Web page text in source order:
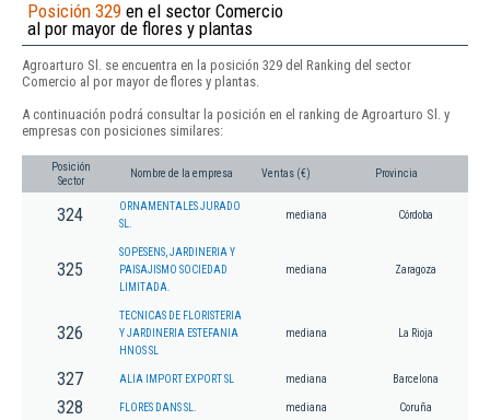
Posición 329 en el sector Comercio
al por mayor de flores y plantas
Agroarturo Sl. se encuentra en la posición 329 del Ranking del sector
Comercio al por mayor de flores y plantas.
A continuación podrá consultar la posición en el ranking de Agroarturo Sl. y
empresas con posiciones similares:
Posición
Sector
Nombre de la empresa Ventas (€) Provincia
324
ORNAMENTALES JURADO
SL.
mediana Córdoba
325
SOPESENS, JARDINERIA Y
PAISAJISMO SOCIEDAD
LIMITADA.
mediana Zaragoza
326
TECNICAS DE FLORISTERIA
Y JARDINERIA ESTEFANIA
HNOS SL
mediana La Rioja
327 ALIA IMPORT EXPORT SL mediana Barcelona
328 FLORES DANS SL. mediana Coruña